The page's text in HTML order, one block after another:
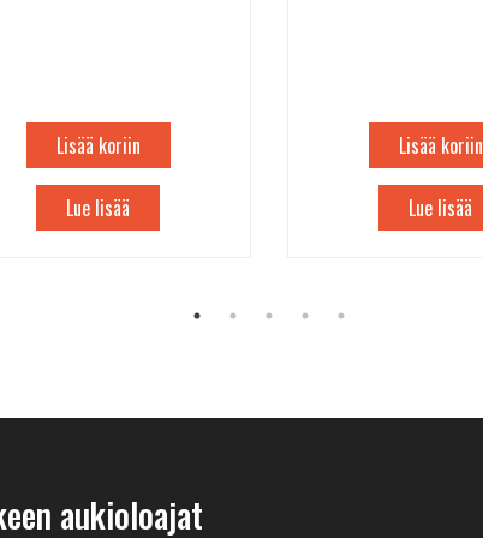
Lisää koriin
Lue lisää
Lisää koriin
Lue lisää
aukioloajat